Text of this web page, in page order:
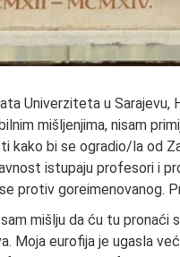
Univerziteta u Sarajevu,
mišljenjima, nisam
kako bi se ogradio/la od
istupaju profesori i
goreimenovanog.
mišlju da ću tu pronaći
Moja eurofija je ugasla